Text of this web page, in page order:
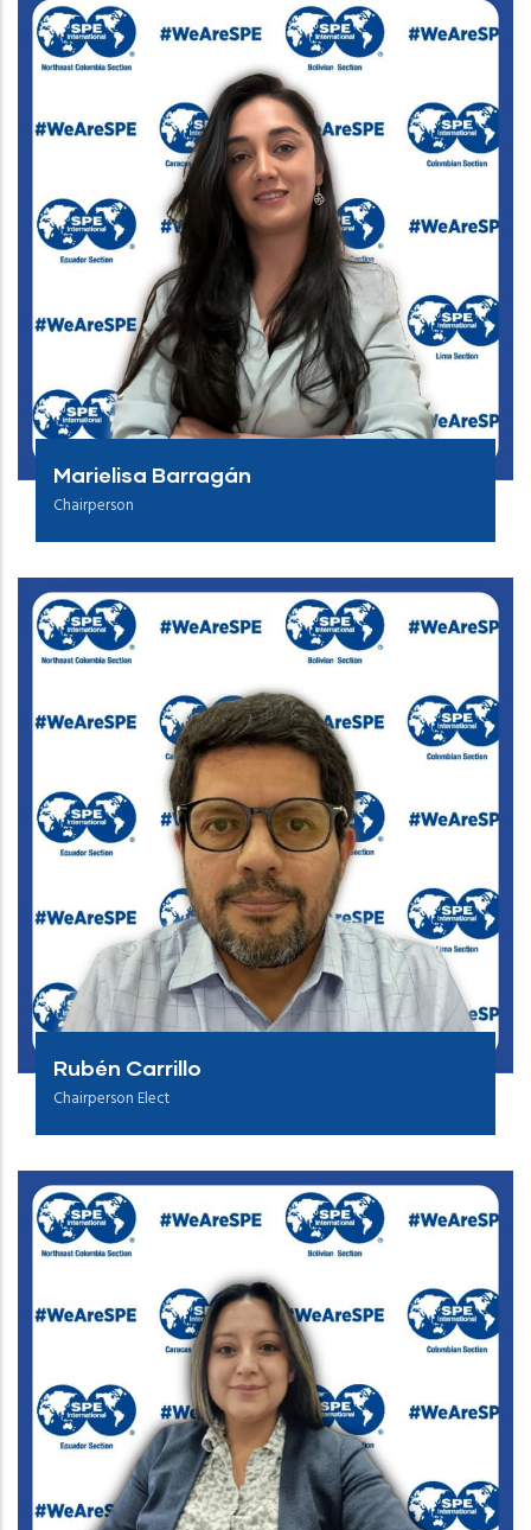
Marielisa Barragán
Chairperson
Rubén Carrillo
Chairperson Elect